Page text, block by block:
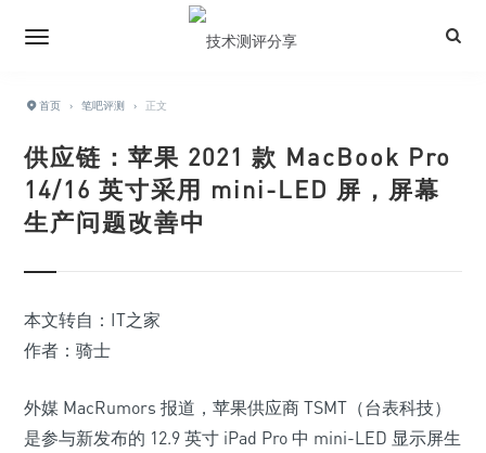
首页 › 笔吧评测 › 正文
供应链：苹果 2021 款 MacBook Pro
14/16 英寸采用 mini-LED 屏，屏幕
生产问题改善中
本文转自：IT之家
作者：骑士
外媒 MacRumors 报道，苹果供应商 TSMT（台表科技）
是参与新发布的 12.9 英寸 iPad Pro 中 mini-LED 显示屏生